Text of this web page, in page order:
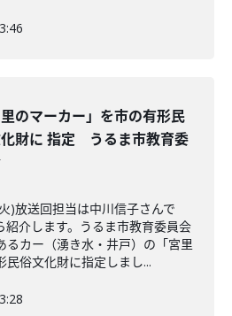
里のマーカー」を市の有形民
財に 指定 うるま市教育委
)放送回担当は中川信子さんで
紹介します。うるま市教育委員会
るカー（湧き水・井戸）の「宮里
民俗文化財に指定しまし...